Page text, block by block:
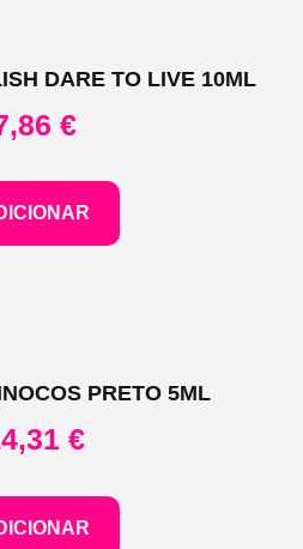
DARE TO LIVE 10ML
€
PRETO 5ML
€